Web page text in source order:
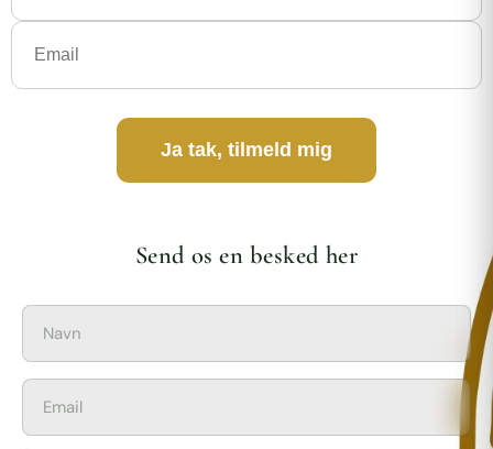
Ja tak, tilmeld mig
Send os en besked her